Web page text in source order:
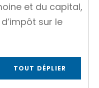
et du capital,
sur le
TOUT DÉPLIER